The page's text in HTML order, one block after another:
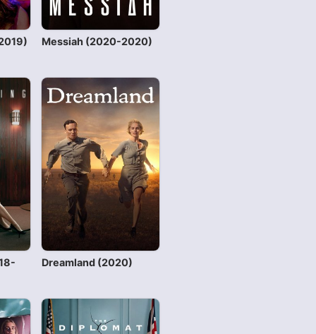
Messiah (2020-2020)
Dreamland (2020)